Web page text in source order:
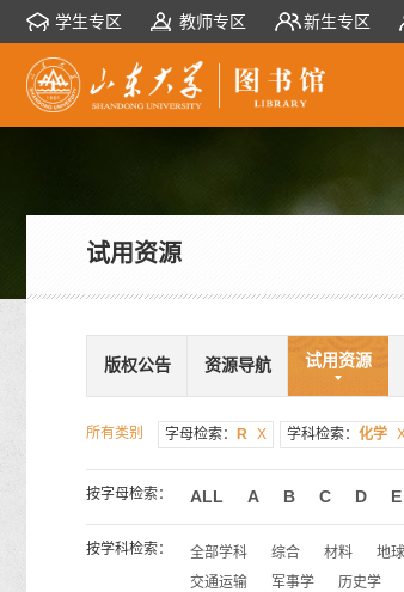
学生专区 教师专区 新生专区
试用资源
版权公告 资源导航 试用资源
所有类别 字母检索： R X 学科检索： 化学
按字母检索： ALL A B C D E
按学科检索： 全部学科 综合 材料 地
交通运输
军事学 历史学